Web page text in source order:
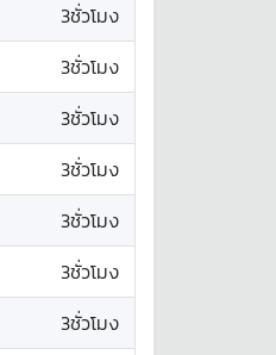
3ชั่วโมง
3ชั่วโมง
3ชั่วโมง
3ชั่วโมง
3ชั่วโมง
3ชั่วโมง
3ชั่วโมง